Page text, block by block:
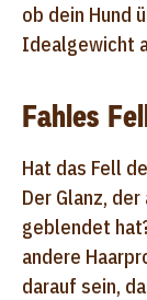
ob dein Hund
Idealgewicht
Fahles
Hat das Fell
Der Glanz,
geblendet
andere
darauf sein,